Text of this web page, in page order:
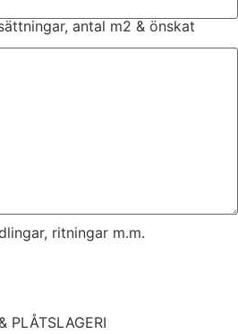
antal m2 & önskat
ritningar m.m.
PLÅTSLAGERI